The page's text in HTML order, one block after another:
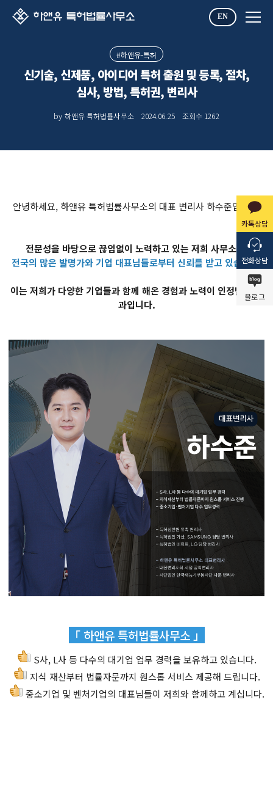
EN
카톡상담
전화상담
블로그
#하앤유-특허
신기술, 신제품, 아이디어 특허 출원 및 등록, 절차,
심사, 방법, 특허권, 변리사
by 하앤유 특허법률사무소 2024.06.25 조회수 1262
안녕하세요, 하앤유 특허법률사무소의 대표 변리사 하수준입니다.
전문성을 바탕으로 끊임없이 노력하고 있는 저희 사무소는,
전국의 많은 발명가와 기업 대표님들로부터 신뢰를 받고 있습니다.
이는 저희가 다양한 기업들과 함께 해온 경험과 노력이 인정받은 결
과입니다.
「 하앤유 특허법률사무소 」
S사, L사 등 다수의 대기업 업무 경력을 보유하고 있습니다.
지식 재산부터 법률자문까지 원스톱 서비스 제공해 드립니다.
중소기업 및 벤처기업의 대표님들이 저희와 함께하고 계십니다.